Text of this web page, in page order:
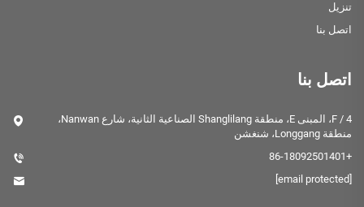
تنزيل
اتصل بنا
اتصل بنا
4 / F، المبنى E، منطقة Shanglilang الصناعية الثانية، شارع Nanwan،
منطقة Longgang، شنغشن
+86-18092501401